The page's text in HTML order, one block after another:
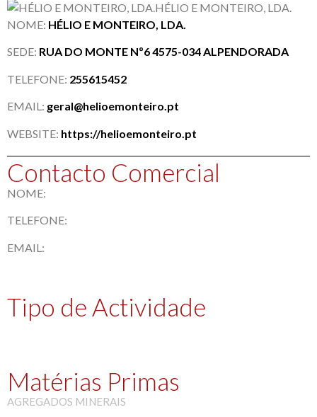
HÉLIO E MONTEIRO, LDA.
NOME: HÉLIO E MONTEIRO, LDA.
SEDE: RUA DO MONTE Nº6 4575-034 ALPENDORADA
TELEFONE: 255615452
EMAIL: geral@helioemonteiro.pt
WEBSITE: https://helioemonteiro.pt
Contacto Comercial
NOME:
TELEFONE:
EMAIL:
Tipo de Actividade
Matérias Primas
AGREGADOS MINERAIS